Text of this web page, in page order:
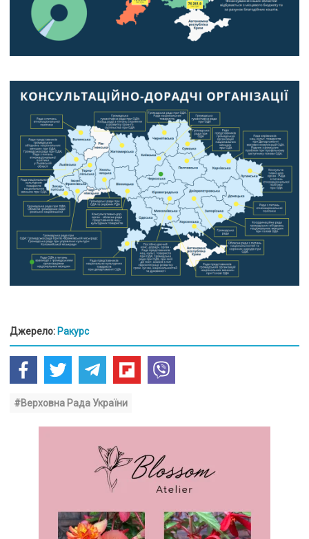
Джерело: Ракурс
#Верховна Рада України